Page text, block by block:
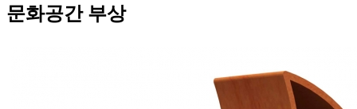
문화공간 부상